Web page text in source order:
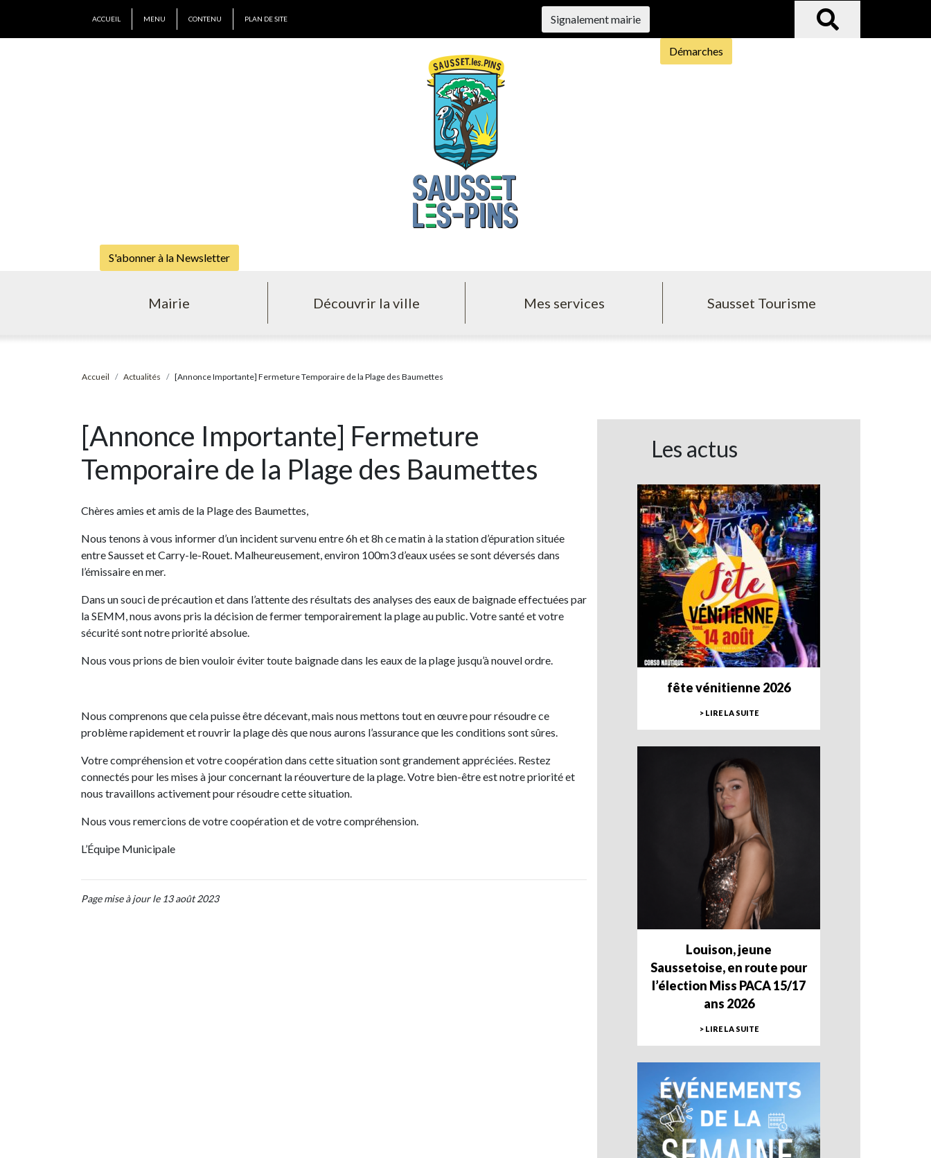
ACCUEIL MENU CONTENU PLAN DE SITE Signalement mairie
Démarches
S'abonner à la Newsletter
Mairie Découvrir la ville Mes services Sausset Tourisme
Accueil Actualités [Annonce Importante] Fermeture Temporaire de la Plage des Baumettes
[Annonce Importante] Fermeture
Temporaire de la Plage des Baumettes
Chères amies et amis de la Plage des Baumettes,
Nous tenons à vous informer d’un incident survenu entre 6h et 8h ce matin à la station d’épuration située
entre Sausset et Carry-le-Rouet. Malheureusement, environ 100m3 d’eaux usées se sont déversés dans
l’émissaire en mer.
Dans un souci de précaution et dans l’attente des résultats des analyses des eaux de baignade effectuées par
la SEMM, nous avons pris la décision de fermer temporairement la plage au public. Votre santé et votre
sécurité sont notre priorité absolue.
Nous vous prions de bien vouloir éviter toute baignade dans les eaux de la plage jusqu’à nouvel ordre.
Nous comprenons que cela puisse être décevant, mais nous mettons tout en œuvre pour résoudre ce
problème rapidement et rouvrir la plage dès que nous aurons l’assurance que les conditions sont sûres.
Votre compréhension et votre coopération dans cette situation sont grandement appréciées. Restez
connectés pour les mises à jour concernant la réouverture de la plage. Votre bien-être est notre priorité et
nous travaillons activement pour résoudre cette situation.
Nous vous remercions de votre coopération et de votre compréhension.
L’Équipe Municipale
Page mise à jour le 13 août 2023
Les actus
fête vénitienne 2026
> LIRE LA SUITE
Louison, jeune
Saussetoise, en route pour
l’élection Miss PACA 15/17
ans 2026
> LIRE LA SUITE